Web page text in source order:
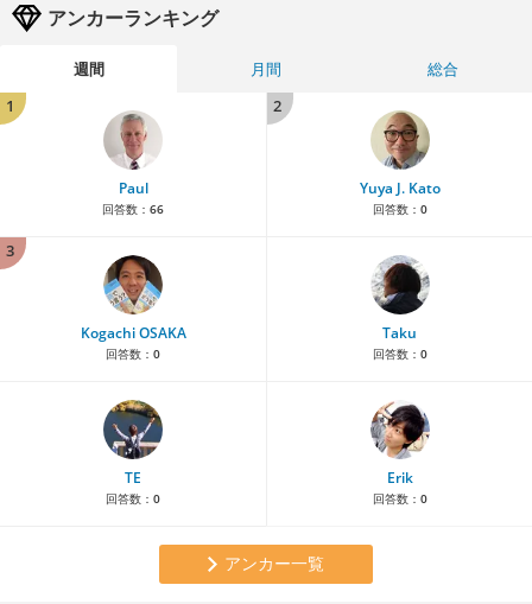
アンカーランキング
週間 月間
総合
1
Paul
回答数： 66
2
Yuya J. Kato
回答数： 0
3
Kogachi OSAKA
回答数： 0
Taku
回答数： 0
TE
回答数： 0
Erik
回答数： 0
アンカー一覧